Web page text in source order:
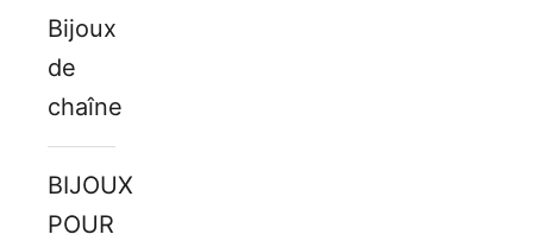
Bijoux
de
chaîne
BIJOUX
POUR